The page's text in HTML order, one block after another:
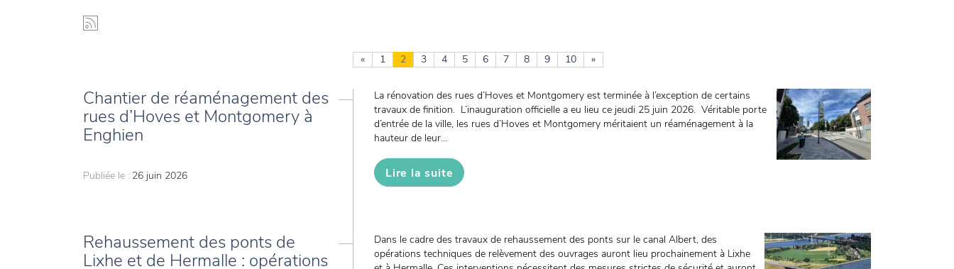
« 1 2 3 4 5 6 7 8 9 10 »
Chantier de réaménagement des
rues d’Hoves et Montgomery à
Enghien
Publiée le : 26 juin 2026
La rénovation des rues d’Hoves et Montgomery est terminée à l’exception de certains
travaux de finition. L’inauguration officielle a eu lieu ce jeudi 25 juin 2026. Véritable porte
d’entrée de la ville, les rues d’Hoves et Montgomery méritaient un réaménagement à la
hauteur de leur...
Lire la suite
Rehaussement des ponts de
Lixhe et de Hermalle : opérations
Dans le cadre des travaux de rehaussement des ponts sur le canal Albert, des
opérations techniques de relèvement des ouvrages auront lieu prochainement à Lixhe